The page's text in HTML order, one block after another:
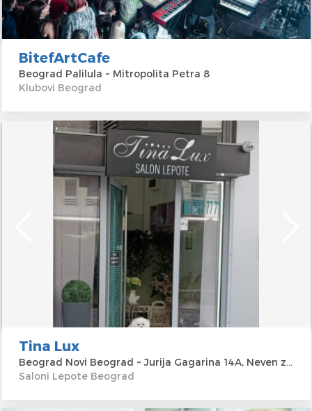
BitefArtCafe
Beograd Palilula ~ Mitropolita Petra 8
Klubovi Beograd
Tina Lux
Beograd Novi Beograd ~ Jurija Gagarina 14A, Neven zgrada
Saloni Lepote Beograd